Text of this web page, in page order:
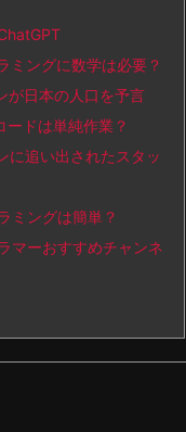
ングに数学は必要？
日本の人口を予言
ドは単純作業？
追い出されたスタッ
ングは簡単？
ーおすすめチャンネ